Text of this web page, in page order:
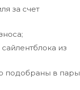
за счет
из
подобраны в пары